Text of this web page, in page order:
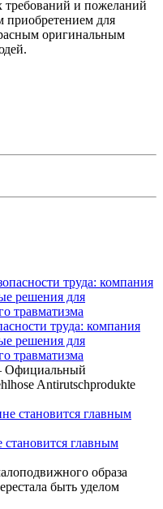
требований и пожеланий
приобретением для
оригинальным
труда: компания
решения для
травматизма
Официальный
Antirutschprodukte
становится главным
образа
быть уделом